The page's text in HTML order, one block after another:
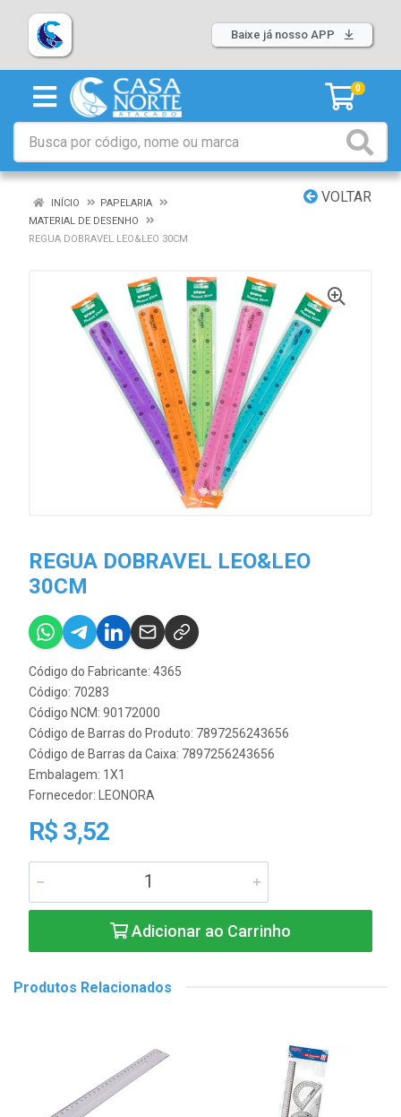
Baixe já nosso APP
0
VOLTAR
INÍCIO
PAPELARIA
MATERIAL DE DESENHO
REGUA DOBRAVEL LEO&LEO 30CM
REGUA DOBRAVEL LEO&LEO
30CM
Código do Fabricante: 4365
Código: 70283
Código NCM: 90172000
Código de Barras do Produto: 7897256243656
Código de Barras da Caixa: 7897256243656
Embalagem: 1X1
Fornecedor: LEONORA
R$ 3,52
Adicionar ao Carrinho
Produtos Relacionados